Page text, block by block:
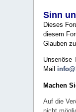
Sinn
Dieses
diesem
Glauben
Unseriöse
Mail
Machen
Auf die